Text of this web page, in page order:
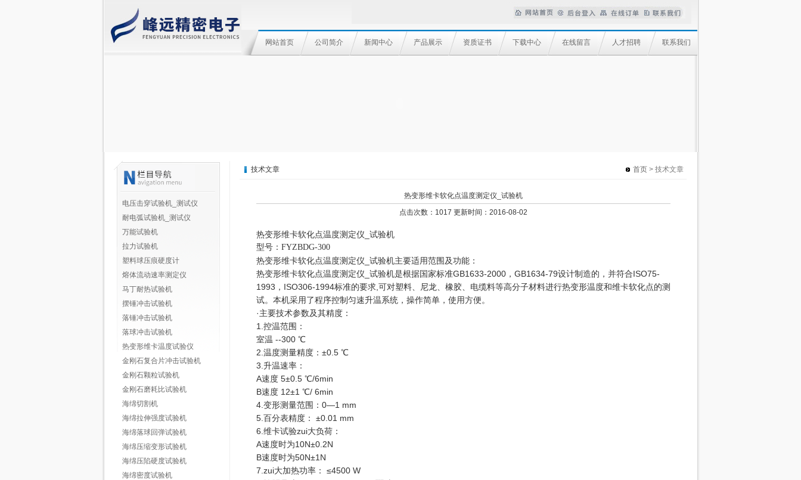
网站首页 公司简介 新闻中心 产品展示 资质证书 下载中心 在线留言 人才招聘 联系我们
电压击穿试验机_测试仪
耐电弧试验机_测试仪
万能试验机
拉力试验机
塑料球压痕硬度计
熔体流动速率测定仪
马丁耐热试验机
摆锤冲击试验机
落锤冲击试验机
落球冲击试验机
热变形维卡温度试验仪
金刚石复合片冲击试验机
金刚石颗粒试验机
金刚石磨耗比试验机
海绵切割机
海绵拉伸强度试验机
海绵落球回弹试验机
海绵压缩变形试验机
海绵压陷硬度试验机
海绵密度试验机
技术文章 首页 > 技术文章
热变形维卡软化点温度测定仪_试验机
点击次数：1017 更新时间：2016-08-02
热变形维卡软化点温度测定仪_试验机
型号：FYZBDG-300
热变形维卡软化点温度测定仪_试验机主要适用范围及功能：
热变形维卡软化点温度测定仪_试验机是根据国家标准GB1633-2000，GB1634-79设计制造的，并符合ISO75-
1993，ISO306-1994标准的要求,可对塑料、尼龙、橡胶、电缆料等高分子材料进行热变形温度和维卡软化点的测
试。本机采用了程序控制匀速升温系统，操作简单，使用方便。
·主要技术参数及其精度：
1.控温范围：
室温 --300 ℃
2.温度测量精度：±0.5 ℃
3.升温速率：
A速度 5±0.5 ℃/6min
B速度 12±1 ℃/ 6min
4.变形测量范围：0—1 mm
5.百分表精度： ±0.01 mm
6.维卡试验zui大负荷：
A速度时为10N±0.2N
B速度时为50N±1N
7.zui大加热功率： ≤4500 W